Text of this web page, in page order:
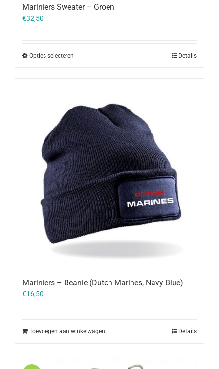
Mariniers Sweater – Groen
€32,50
Opties selecteren Details
Mariniers – Beanie (Dutch Marines, Navy Blue)
€16,50
Toevoegen aan winkelwagen Details